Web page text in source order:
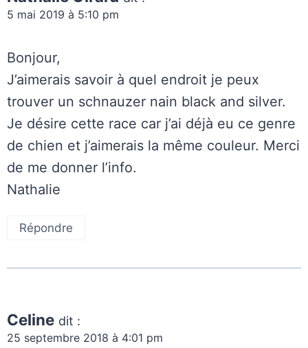
5 mai 2019 à 5:10 pm
Bonjour,
J’aimerais savoir à quel endroit je peux
trouver un schnauzer nain black and silver.
Je désire cette race car j’ai déjà eu ce genre
de chien et j’aimerais la même couleur. Merci
de me donner l’info.
Nathalie
Répondre
Celine dit :
25 septembre 2018 à 4:01 pm